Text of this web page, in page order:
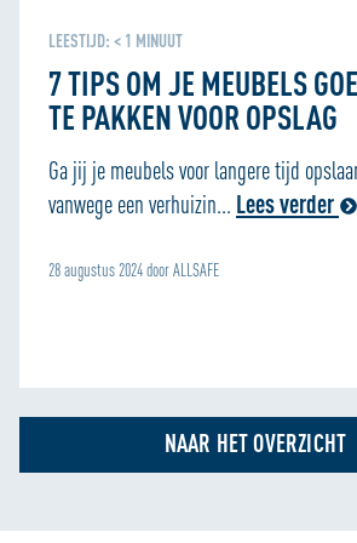
LEESTIJD: < 1 MINUUT
7 TIPS OM JE MEUBELS
TE PAKKEN VOOR OPSLAG
Ga jij je meubels voor langere tijd
vanwege een verhuizin... Lees verder
28 augustus 2024 door ALLSAFE
NAAR HET OVERZICHT